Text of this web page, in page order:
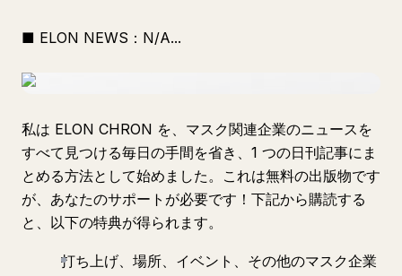
■ ELON NEWS：N/A...
私は ELON CHRON を、マスク関連企業のニュースを
すべて見つける毎日の手間を省き、1 つの日刊記事にま
とめる方法として始めました。これは無料の出版物です
が、あなたのサポートが必要です！下記から購読する
と、以下の特典が得られます。
打ち上げ、場所、イベント、その他のマスク企業